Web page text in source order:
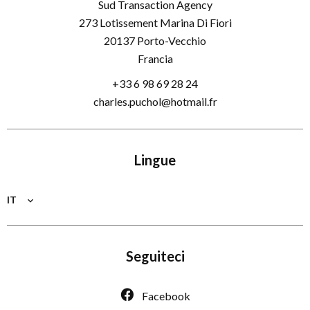
Sud Transaction Agency
273 Lotissement Marina Di Fiori
20137 Porto-Vecchio
Francia
+33 6 98 69 28 24
charles.puchol@hotmail.fr
Lingue
IT
Seguiteci
Facebook